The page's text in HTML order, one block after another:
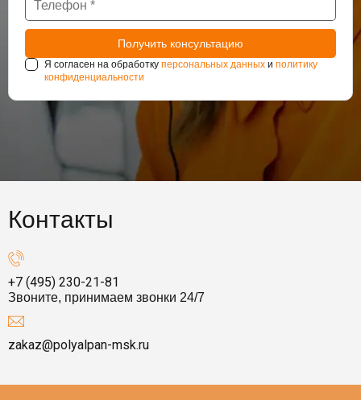
Я согласен на обработку персональных данных и политику
конфиденциальности
Контакты
+7 (495) 230-21-81
Звоните, принимаем звонки 24/7
zakaz@polyalpan-msk.ru